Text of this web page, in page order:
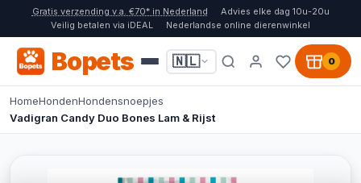
Gratis verzending v.a. €70* in Nederland
Advies elke dag 10u-20u
Veilig betalen via iDEAL
Nederlandse online dierenwinkel
Bopets 🇳🇱 0
HomeHondenHondensnoepjes
Vadigran Candy Duo Bones Lam & Rijst